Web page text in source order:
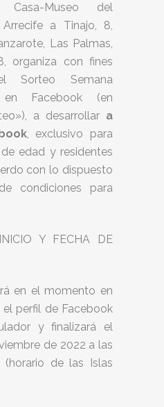
Casa-Museo del
Arrecife a Tinajo, 8,
Las Palmas,
organiza con fines
Sorteo Semana
Facebook (en
a desarrollar a
, exclusivo para
edad y residentes
con lo dispuesto
condiciones para
Y FECHA DE
en el momento en
el perfil de Facebook
y finalizará el
de 2022 a las
(horario de las Islas